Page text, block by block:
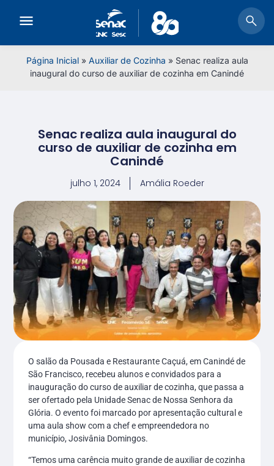
Página Inicial» Auxiliar de Cozinha » Senac realiza aula
inaugural do curso de auxiliar de cozinha em Canindé
Senac realiza aula inaugural do
curso de auxiliar de cozinha em
Canindé
julho 1, 2024 Amália Roeder
O salão da Pousada e Restaurante Caçuá, em Canindé de
São Francisco, recebeu alunos e convidados para a
inauguração do curso de auxiliar de cozinha, que passa a
ser ofertado pela Unidade Senac de Nossa Senhora da
Glória. O evento foi marcado por apresentação cultural e
uma aula show com a chef e empreendedora no
município, Josivânia Domingos.
“Temos uma carência muito grande de auxiliar de cozinha